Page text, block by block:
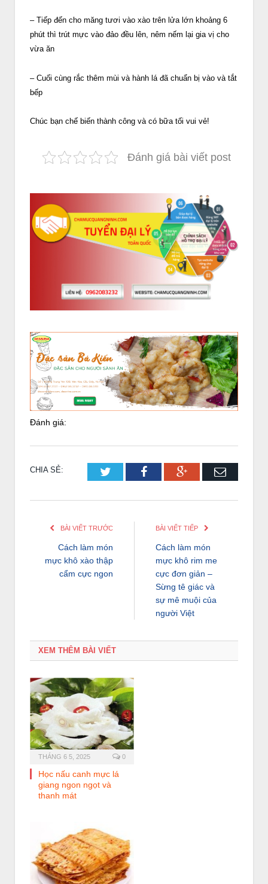
– Tiếp đến cho măng tươi vào xào trên lửa lớn khoảng 6
phút thì trút mực vào đảo đều lên, nêm nếm lại gia vị cho
vừa ăn
– Cuối cùng rắc thêm mùi và hành lá đã chuẩn bị vào và tắt
bếp
Chúc bạn chế biến thành công và có bữa tối vui vẻ!
Đánh giá bài viết post
Đánh giá:
CHIA SẺ: TwitterFacebookGoogle+Email
BÀI VIẾT TRƯỚC
Cách làm món
mực khô xào thập
cẩm cực ngon
BÀI VIẾT TIẾP
Cách làm món
mực khô rim me
cực đơn giản –
Sừng tê giác và
sự mê muội của
người Việt
XEM THÊM BÀI VIẾT
THÁNG 6 5, 2025 0
Học nấu canh mực lá
giang ngon ngọt và
thanh mát